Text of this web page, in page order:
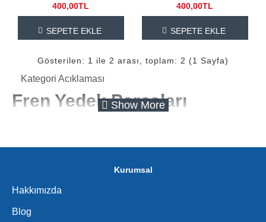
400,00TL
SEPETE EKLE
400,00TL
SEPETE EKLE
Gösterilen: 1 ile 2 arası, toplam: 2 (1 Sayfa)
Kategori Acıklaması
Fren Yedek Parçaları
hortumlara, silindirlerden kampana balatalarına kadar
kalitesinde ve uzun ömürlü fren parçaları ile aracınızın her
Kurumsal
Hakkımızda
Blog